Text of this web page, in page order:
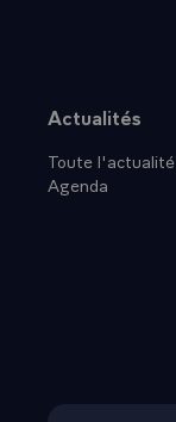
Plan du site
Actualités
Toute l'actualité
Agenda